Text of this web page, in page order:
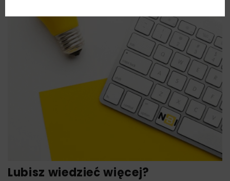
Lubisz wiedzieć więcej?